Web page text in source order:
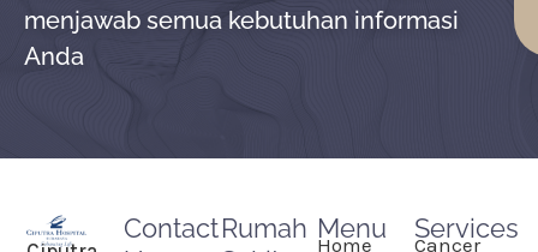
menjawab semua kebutuhan informasi
Anda
Services
Cancer
Menu
Home
Rumah
Contact